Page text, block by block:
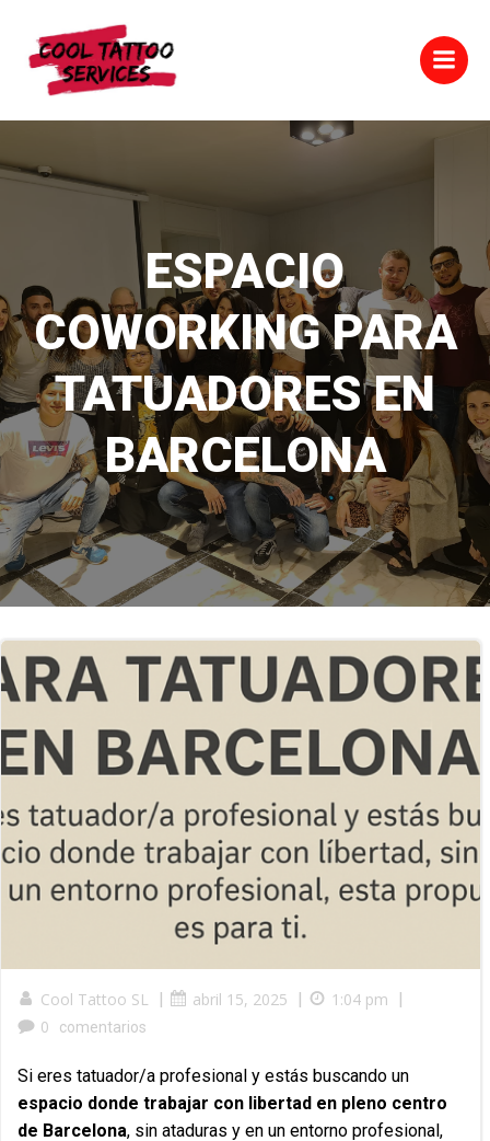
ESPACIO
COWORKING PARA
TATUADORES EN
BARCELONA
Cool Tattoo SL | abril 15, 2025 | 1:04 pm
|
0
comentarios
Si eres tatuador/a profesional y estás buscando un
espacio donde trabajar con libertad en pleno centro
de Barcelona, sin ataduras y en un entorno profesional,